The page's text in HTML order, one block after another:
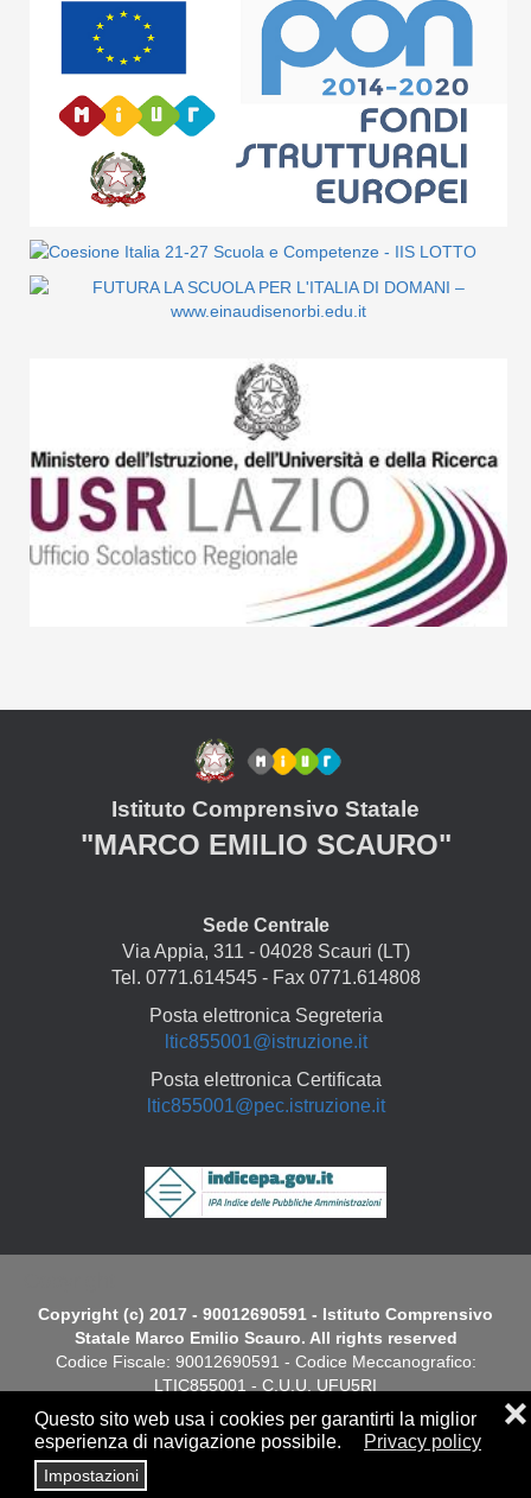
Questo sito web usa i cookies per garantirti la miglior
esperienza di navigazione possibile.
Privacy policy
Impostazioni
❌
Istituto Comprensivo Statale
"MARCO EMILIO SCAURO"
Sede Centrale
Via Appia, 311 - 04028 Scauri (LT)
Tel. 0771.614545 - Fax 0771.614808
Posta elettronica Segreteria
ltic855001@istruzione.it
Posta elettronica Certificata
ltic855001@pec.istruzione.it
Copyright (c) 2017 - 90012690591 - Istituto Comprensivo
Statale Marco Emilio Scauro. All rights reserved
Codice Fiscale: 90012690591 - Codice Meccanografico:
LTIC855001 - C.U.U. UFU5RI
Dichiarazione di Accessibilità